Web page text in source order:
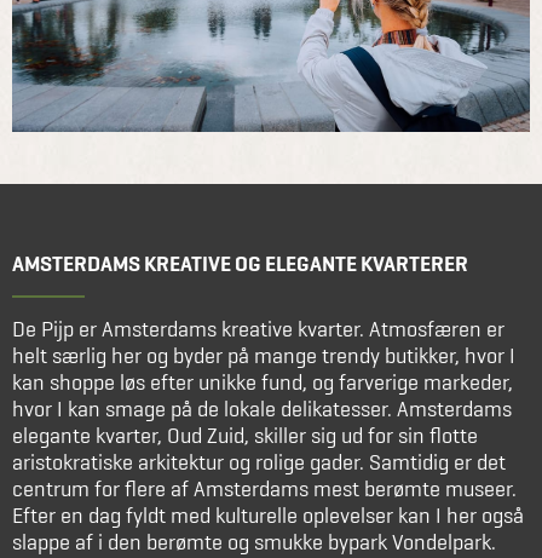
AMSTERDAMS KREATIVE OG ELEGANTE KVARTERER
De Pijp er Amsterdams kreative kvarter. Atmosfæren er
helt særlig her og byder på mange trendy butikker, hvor I
kan shoppe løs efter unikke fund, og farverige markeder,
hvor I kan smage på de lokale delikatesser. Amsterdams
elegante kvarter, Oud Zuid, skiller sig ud for sin flotte
aristokratiske arkitektur og rolige gader. Samtidig er det
centrum for flere af Amsterdams mest berømte museer.
Efter en dag fyldt med kulturelle oplevelser kan I her også
slappe af i den berømte og smukke bypark Vondelpark.